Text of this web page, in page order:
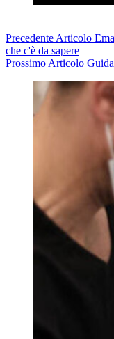
Precedente Articolo
che c'è da sapere
Prossimo Articolo